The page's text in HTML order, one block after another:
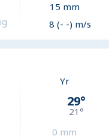
15 mm
8 (- -) m/s
Yr
29°
21°
0 mm